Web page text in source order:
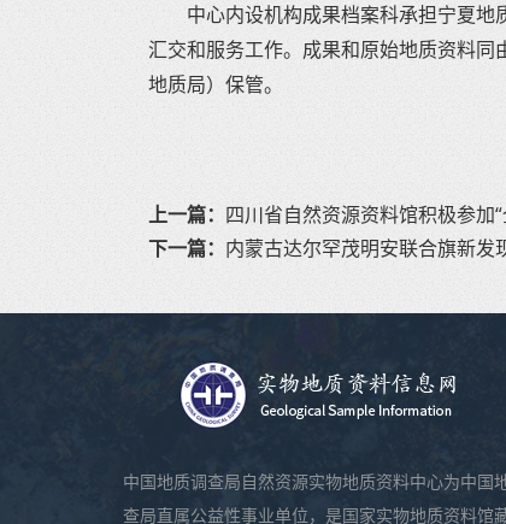
中心内设机构成果档案科承担宁夏地
汇交和服务工作。成果和原始地质资料
地质局）保管。
上一篇： 四川省自然资源资料馆积极参加
下一篇： 内蒙古达尔罕茂明安联合旗新发
中国地质调查局自然资源实物地质资料中心为中国
查局直属公益性事业单位，是国家实物地质资料馆